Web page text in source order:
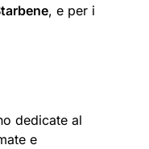
, e per i
dedicate al
e